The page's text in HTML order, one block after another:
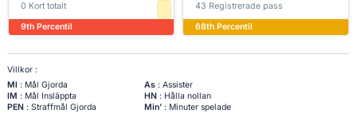
0 Kort totalt
9th Percentil
43 Registrerade pass
68th Percentil
Villkor :
Ml : Mål Gjorda As: Assister
IM : Mål Insläppta HN: Hålla nollan
PEN: Straffmål Gjorda Min': Minuter spelade